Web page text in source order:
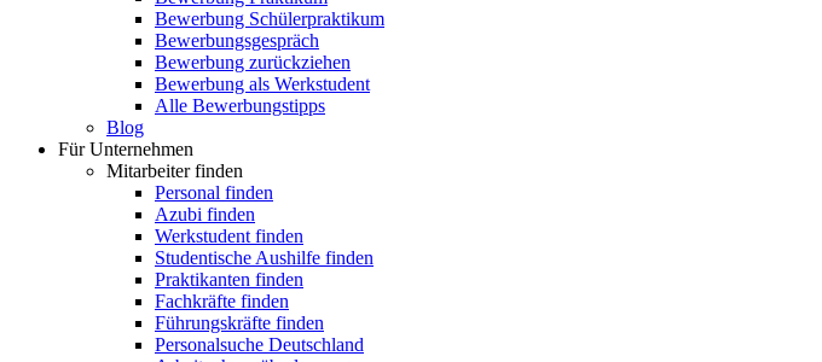
Bewerbung Schülerpraktikum
Bewerbungsgespräch
Bewerbung zurückziehen
Bewerbung als Werkstudent
Alle Bewerbungstipps
Blog
Für Unternehmen
Mitarbeiter finden
Personal finden
Azubi finden
Werkstudent finden
Studentische Aushilfe finden
Praktikanten finden
Fachkräfte finden
Führungskräfte finden
Personalsuche Deutschland